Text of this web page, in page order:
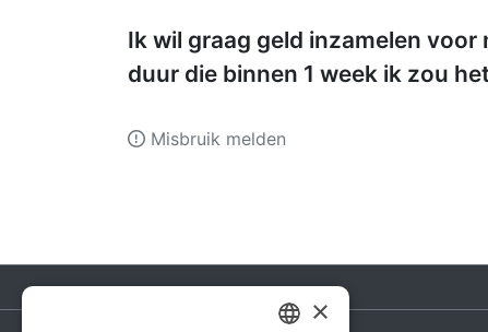
Ik wil graag geld inzamelen
duur die binnen 1 week ik zou
Misbruik melden
×